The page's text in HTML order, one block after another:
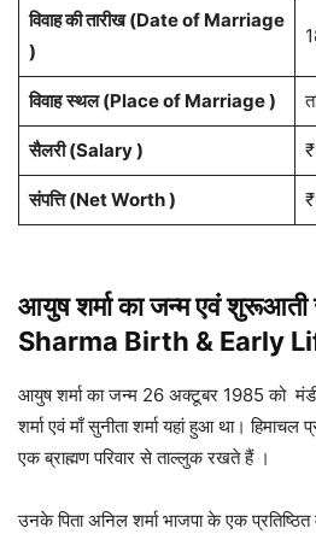
विवाह की तारीख (Date of Marriage
)
विवाह स्थल (Place of Marriage )
सैलरी (Salary )
संपत्ति (Net Worth )
आयुष शर्मा का जन्म एवं
Sharma Birth & Early
आयुष शर्मा का जन्म 26 अक्टूबर 1985 को
शर्मा एवं माँ सुनीता शर्मा यहां हुआ था।
एक ब्राह्मण परिवार से ताल्लुक रखते हैं ।
उनके पिता अनिल शर्मा भाजपा के एक